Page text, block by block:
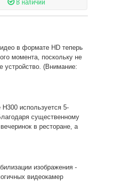
в формате HD теперь
момента, поскольку не
устройство. (Внимание:
используется 5-
существенному
в ресторане, а
изображения -
видеокамер